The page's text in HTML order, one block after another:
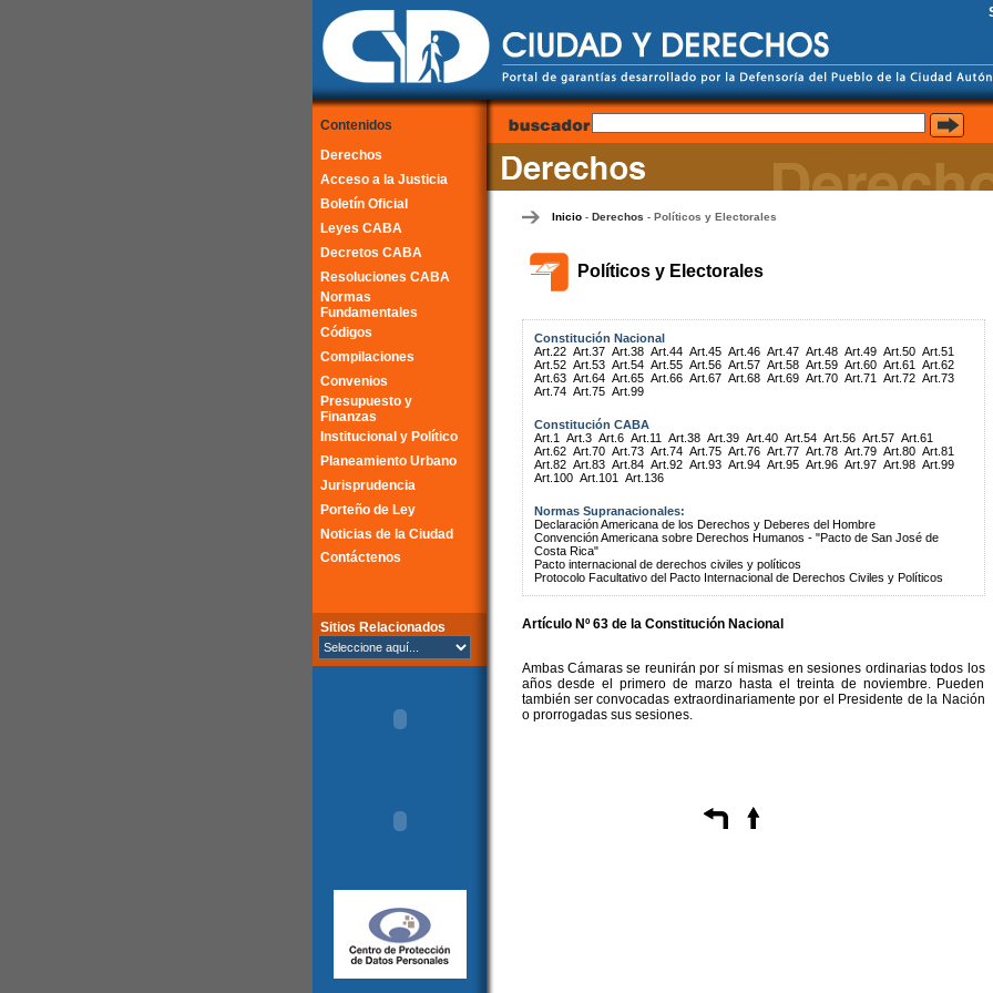
Contenidos
Derechos
Acceso a la Justicia
Boletín Oficial
Leyes CABA
Decretos CABA
Resoluciones CABA
Normas
Fundamentales
Códigos
Compilaciones
Convenios
Presupuesto y
Finanzas
Institucional y Político
Planeamiento Urbano
Jurisprudencia
Porteño de Ley
Noticias de la Ciudad
Contáctenos
Sitios Relacionados
Inicio- Derechos - Políticos y Electorales
Políticos y Electorales
Constitución Nacional
Art.22 Art.37 Art.38 Art.44 Art.45 Art.46 Art.47 Art.48 Art.49 Art.50 Art.51
Art.52 Art.53 Art.54 Art.55 Art.56 Art.57 Art.58 Art.59 Art.60 Art.61
Art.62
Art.63 Art.64 Art.65 Art.66 Art.67 Art.68 Art.69 Art.70 Art.71 Art.72 Art.73
Art.74 Art.75 Art.99
Constitución CABA
Art.1
Art.3 Art.6 Art.11 Art.38 Art.39 Art.40 Art.54 Art.56 Art.57 Art.61
Art.62 Art.70 Art.73 Art.74 Art.75 Art.76 Art.77 Art.78 Art.79 Art.80 Art.81
Art.82 Art.83 Art.84 Art.92 Art.93 Art.94 Art.95 Art.96 Art.97 Art.98 Art.99
Art.100 Art.101 Art.136
Normas Supranacionales:
Declaración Americana de los Derechos y Deberes del Hombre
Convención Americana sobre Derechos Humanos - "Pacto de San José de
Costa Rica"
Pacto internacional de derechos civiles y políticos
Protocolo Facultativo del Pacto Internacional de Derechos Civiles y Políticos
Artículo Nº 63 de la Constitución Nacional
Ambas Cámaras se reunirán por sí mismas en sesiones ordinarias todos los
años desde el primero de marzo hasta el treinta de noviembre. Pueden
también ser convocadas extraordinariamente por el Presidente de la Nación
o prorrogadas sus sesiones.